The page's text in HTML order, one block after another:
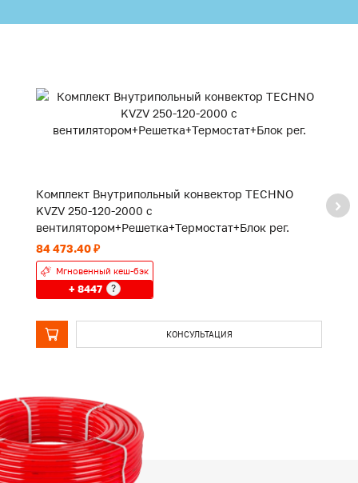
Комплект Внутрипольный конвектор TECHNO
KVZV 250-120-2000 с
вентилятором+Решетка+Термостат+Блок рег.
84 473.40 ₽
Мгновенный кеш-бэк
+ 8447 ?
КОНСУЛЬТАЦИЯ